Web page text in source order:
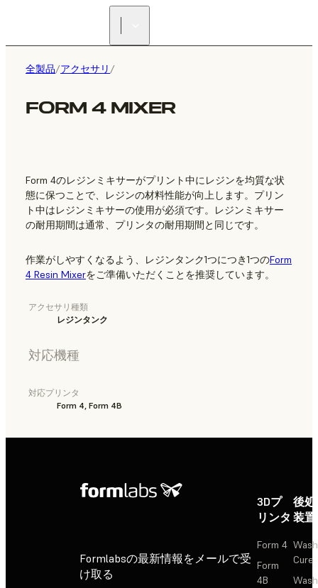
全製品/アクセサリ /
FORM 4 MIXER
Form 4のレジンミキサーがプリント中にレジンを均質な状
態に保つことで、レジンの材料性能が向上します。プリン
ト中はレジンミキサーの使用が必須です。レジンミキサー
の耐用期間は通常、プリンタの耐用期間と同じです。
作業がしやすくなるよう、レジンタンク1つにつき1つのForm
4 Resin Mixerをご準備いただくことを推奨しています。
アクセサリ種類
レジンタンク
対応機種
対応プリンタ
Form 4, Form 4B
Formlabsの最新情報をメールで受
け取る
3Dプ
リンタ
Form 4
Form
4B
後
装置
Cure